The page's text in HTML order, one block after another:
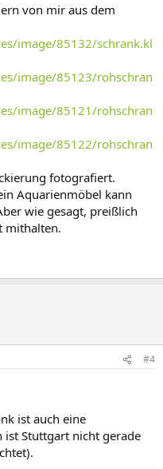
von mir aus dem
image/85132/schrank.kl
image/85123/rohschran
image/85121/rohschran
image/85122/rohschran
fotografiert.
Aquarienmöbel kann
wie gesagt, preißlich
mithalten.
#4
ist auch eine
ist Stuttgart nicht gerade